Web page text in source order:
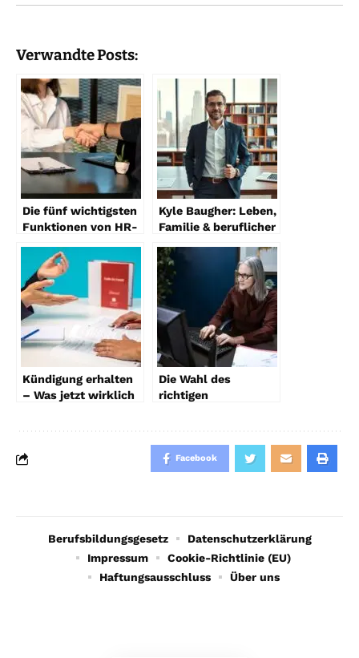
Verwandte Posts:
Die fünf wichtigsten
Funktionen von HR-
Kyle Baugher: Leben,
Familie & beruflicher
Kündigung erhalten
– Was jetzt wirklich
Die Wahl des
richtigen
Worauf Eigentümer
rechtlich achten
müssen
Facebook
Berufsbildungsgesetz
Datenschutzerklärung
Impressum
Cookie-Richtlinie (EU)
Haftungsausschluss
Über uns